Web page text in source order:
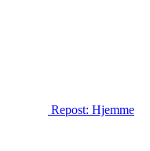
Repost: Hjemme